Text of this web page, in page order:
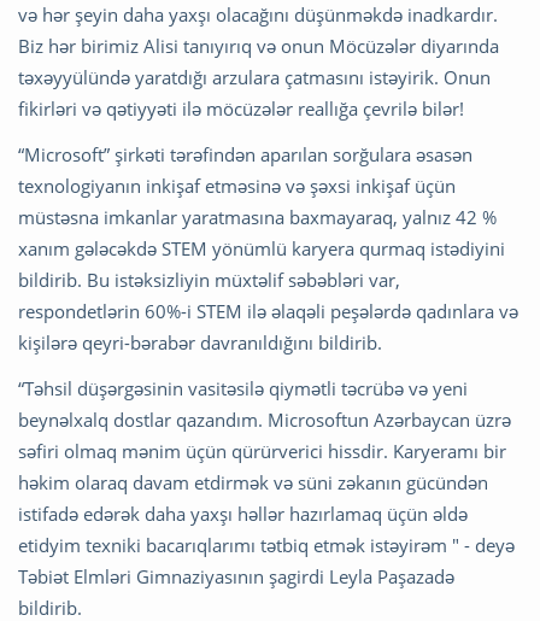
və hər şeyin daha yaxşı olacağını düşünməkdə inadkardır.
Biz hər birimiz Alisi tanıyırıq və onun Möcüzələr diyarında
təxəyyülündə yaratdığı arzulara çatmasını istəyirik. Onun
fikirləri və qətiyyəti ilə möcüzələr reallığa çevrilə bilər!
“Microsoft” şirkəti tərəfindən aparılan sorğulara əsasən
texnologiyanın inkişaf etməsinə və şəxsi inkişaf üçün
müstəsna imkanlar yaratmasına baxmayaraq, yalnız 42 %
xanım gələcəkdə STEM yönümlü karyera qurmaq istədiyini
bildirib. Bu istəksizliyin müxtəlif səbəbləri var,
respondetlərin 60%-i STEM ilə əlaqəli peşələrdə qadınlara və
kişilərə qeyri-bərabər davranıldığını bildirib.
“Təhsil düşərgəsinin vasitəsilə qiymətli təcrübə və yeni
beynəlxalq dostlar qazandım. Microsoftun Azərbaycan üzrə
səfiri olmaq mənim üçün qürürverici hissdir. Karyeramı bir
həkim olaraq davam etdirmək və süni zəkanın gücündən
istifadə edərək daha yaxşı həllər hazırlamaq üçün əldə
etidyim texniki bacarıqlarımı tətbiq etmək istəyirəm " - deyə
Təbiət Elmləri Gimnaziyasının şagirdi Leyla Paşazadə
bildirib.